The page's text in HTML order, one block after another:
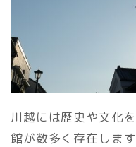
川越には歴史や文化
館が数多く存在します